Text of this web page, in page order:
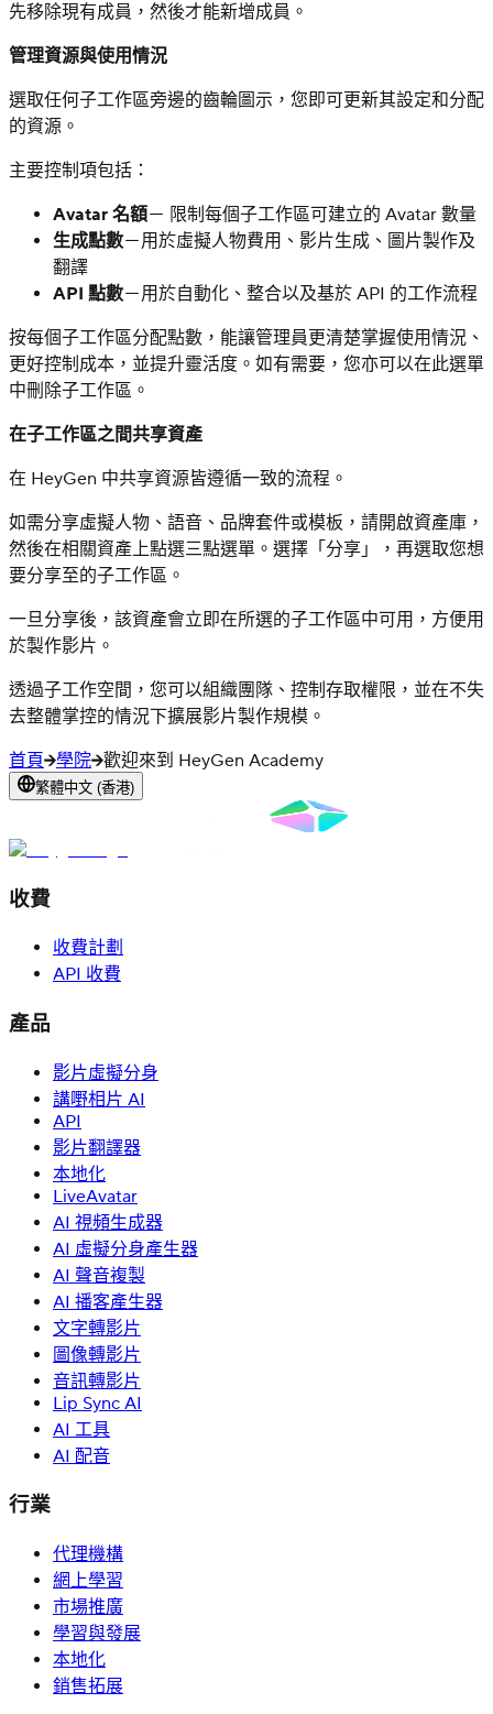
先移除現有成員，然後才能新增成員。
管理資源與使用情況
選取任何子工作區旁邊的齒輪圖示，您即可更新其設定和分配
的資源。
主要控制項包括：
Avatar 名額－ 限制每個子工作區可建立的 Avatar 數量
生成點數－用於虛擬人物費用、影片生成、圖片製作及
翻譯
API 點數－用於自動化、整合以及基於 API 的工作流程
按每個子工作區分配點數，能讓管理員更清楚掌握使用情況、
更好控制成本，並提升靈活度。如有需要，您亦可以在此選單
中刪除子工作區。
在子工作區之間共享資產
在 HeyGen 中共享資源皆遵循一致的流程。
如需分享虛擬人物、語音、品牌套件或模板，請開啟資產庫，
然後在相關資產上點選三點選單。選擇「分享」，再選取您想
要分享至的子工作區。
一旦分享後，該資產會立即在所選的子工作區中可用，方便用
於製作影片。
透過子工作空間，您可以組織團隊、控制存取權限，並在不失
去整體掌控的情況下擴展影片製作規模。
首頁 學院 歡迎來到 HeyGen Academy
繁體中文 (香港)
收費
收費計劃
API 收費
產品
影片虛擬分身
講嘢相片 AI
API
影片翻譯器
本地化
LiveAvatar
AI 視頻生成器
AI 虛擬分身產生器
AI 聲音複製
AI 播客產生器
文字轉影片
圖像轉影片
音訊轉影片
Lip Sync AI
AI 工具
AI 配音
行業
代理機構
網上學習
市場推廣
學習與發展
本地化
銷售拓展